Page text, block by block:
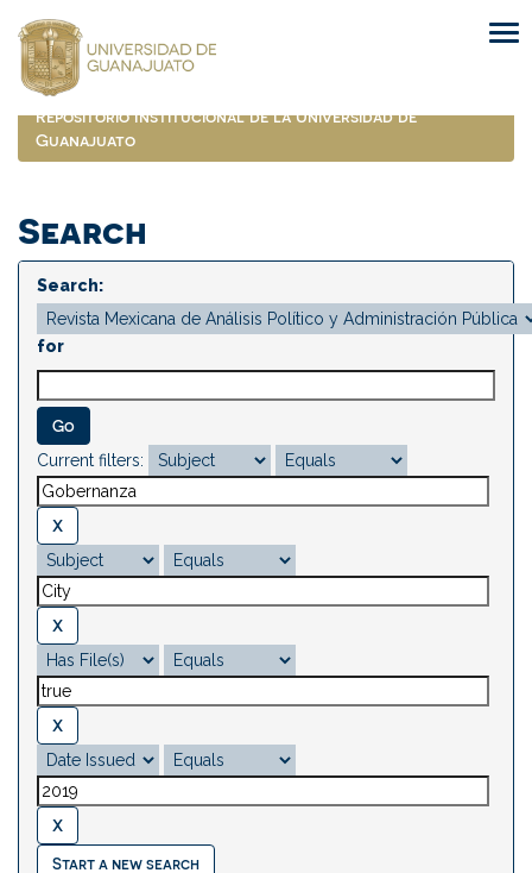
navigation
Repositorio Institucional de la Universidad de
Guanajuato
Search
Search:
for
Current filters:
Start a new search